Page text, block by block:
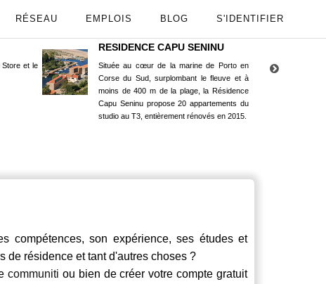
RÉSEAU EMPLOIS BLOG S'IDENTIFIER
Store et le
RESIDENCE CAPU SENINU
Située au cœur de la marine de Porto en
Corse du Sud, surplombant le fleuve et à
moins de 400 m de la plage, la Résidence
Capu Seninu propose 20 appartements du
studio au T3, entièrement rénovés en 2015.
compétences, son expérience, ses études et
de résidence et tant d'autres choses ?
communiti ou bien de créer votre compte gratuit